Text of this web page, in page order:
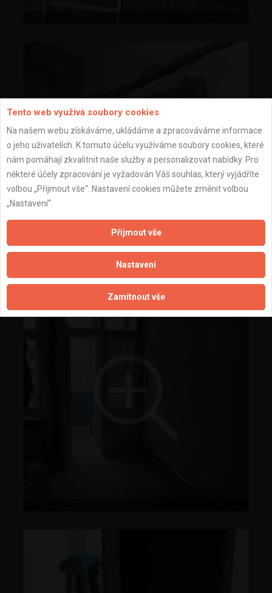
Tento web využívá soubory cookies
Na našem webu získáváme, ukládáme a zpracováváme informace
o jeho uživatelích. K tomuto účelu využíváme soubory cookies, které
nám pomáhají zkvalitnit naše služby a personalizovat nabídky. Pro
některé účely zpracování je vyžadován Váš souhlas, který vyjádříte
volbou „Přijmout vše“. Nastavení cookies můžete změnit volbou
„Nastavení“.
Přijmout vše
Nastavení
Zamítnout vše